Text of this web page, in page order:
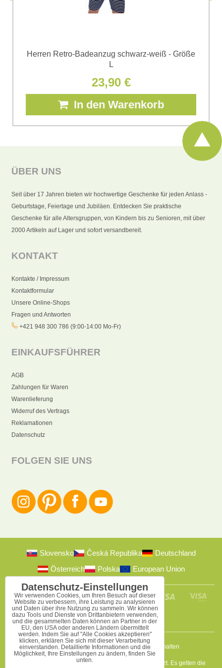
Herren Retro-Badeanzug schwarz-weiß - Größe
L
23,90 €
In den Warenkorb
ÜBER UNS
Seit über 17 Jahren bieten wir hochwertige Geschenke für jeden Anlass -
Geburtstage, Feiertage und Jubiläen. Entdecken Sie praktische
Geschenke für alle Altersgruppen, von Kindern bis zu Senioren, mit über
2000 Artikeln auf Lager und sofort versandbereit.
KONTAKT
Kontakte / Impressum
Kontaktformular
Unsere Online-Shops
Fragen und Antworten
+421 948 300 786 (9:00-14:00 Mo-Fr)
EINKAUFSFÜHRER
AGB
Zahlungen für Waren
Warenlieferung
Widerruf des Vertrags
Reklamationen
Datenschutz
FOLGEN SIE UNS
Slovensko Česká Republika
Deutschland
Österreich
Polska European Union
2009-2026 © Bomba s.r.o.Alle Rechte vorbehalten
Diese Seite ist durch reCAPTCHA und Google geschützt. Es gelten die
Datenschutz-Einstellungen
Wir verwenden Cookies, um Ihren Besuch auf dieser
Website zu verbessern, ihre Leistung zu analysieren
und Daten über ihre Nutzung zu sammeln. Wir können
dazu Tools und Dienste von Drittanbietern verwenden,
und die gesammelten Daten können an Partner in der
EU, den USA oder anderen Ländern übermittelt
werden. Indem Sie auf "Alle Cookies akzeptieren"
klicken, erklären Sie sich mit dieser Verarbeitung
einverstanden. Detaillierte Informationen und die
Möglichkeit, Ihre Einstellungen zu ändern, finden Sie
unten.